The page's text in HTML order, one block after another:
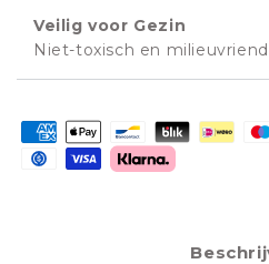
Veilig voor Gezin
Niet-toxisch en
Betaalmethoden